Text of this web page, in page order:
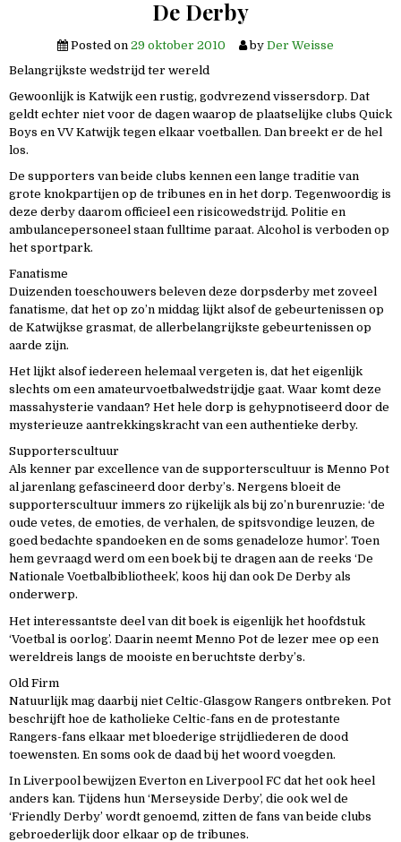
De Derby
Posted on 29 oktober 2010 by Der Weisse
Belangrijkste wedstrijd ter wereld
Gewoonlijk is Katwijk een rustig, godvrezend vissersdorp. Dat
geldt echter niet voor de dagen waarop de plaatselijke clubs Quick
Boys en VV Katwijk tegen elkaar voetballen. Dan breekt er de hel
los.
De supporters van beide clubs kennen een lange traditie van
grote knokpartijen op de tribunes en in het dorp. Tegenwoordig is
deze derby daarom officieel een risicowedstrijd. Politie en
ambulancepersoneel staan fulltime paraat. Alcohol is verboden op
het sportpark.
Fanatisme
Duizenden toeschouwers beleven deze dorpsderby met zoveel
fanatisme, dat het op zo’n middag lijkt alsof de gebeurtenissen op
de Katwijkse grasmat, de allerbelangrijkste gebeurtenissen op
aarde zijn.
Het lijkt alsof iedereen helemaal vergeten is, dat het eigenlijk
slechts om een amateurvoetbalwedstrijdje gaat. Waar komt deze
massahysterie vandaan? Het hele dorp is gehypnotiseerd door de
mysterieuze aantrekkingskracht van een authentieke derby.
Supporterscultuur
Als kenner par excellence van de supporterscultuur is Menno Pot
al jarenlang gefascineerd door derby’s. Nergens bloeit de
supporterscultuur immers zo rijkelijk als bij zo’n burenruzie: ‘de
oude vetes, de emoties, de verhalen, de spitsvondige leuzen, de
goed bedachte spandoeken en de soms genadeloze humor’. Toen
hem gevraagd werd om een boek bij te dragen aan de reeks ‘De
Nationale Voetbalbibliotheek’, koos hij dan ook De Derby als
onderwerp.
Het interessantste deel van dit boek is eigenlijk het hoofdstuk
‘Voetbal is oorlog’. Daarin neemt Menno Pot de lezer mee op een
wereldreis langs de mooiste en beruchtste derby’s.
Old Firm
Natuurlijk mag daarbij niet Celtic-Glasgow Rangers ontbreken. Pot
beschrijft hoe de katholieke Celtic-fans en de protestante
Rangers-fans elkaar met bloederige strijdliederen de dood
toewensten. En soms ook de daad bij het woord voegden.
In Liverpool bewijzen Everton en Liverpool FC dat het ook heel
anders kan. Tijdens hun ‘Merseyside Derby’, die ook wel de
‘Friendly Derby’ wordt genoemd, zitten de fans van beide clubs
gebroederlijk door elkaar op de tribunes.